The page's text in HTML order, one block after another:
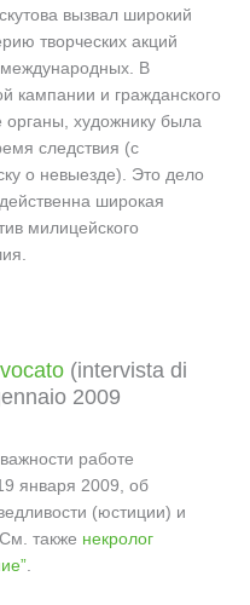
вызвал широкий
творческих акций
международных. В
кампании и гражданского
художнику была
следствия (с
о невыезде). Это дело
широкая
милицейского
(intervista di
2009
работе
января 2009, об
(юстиции) и
также некролог